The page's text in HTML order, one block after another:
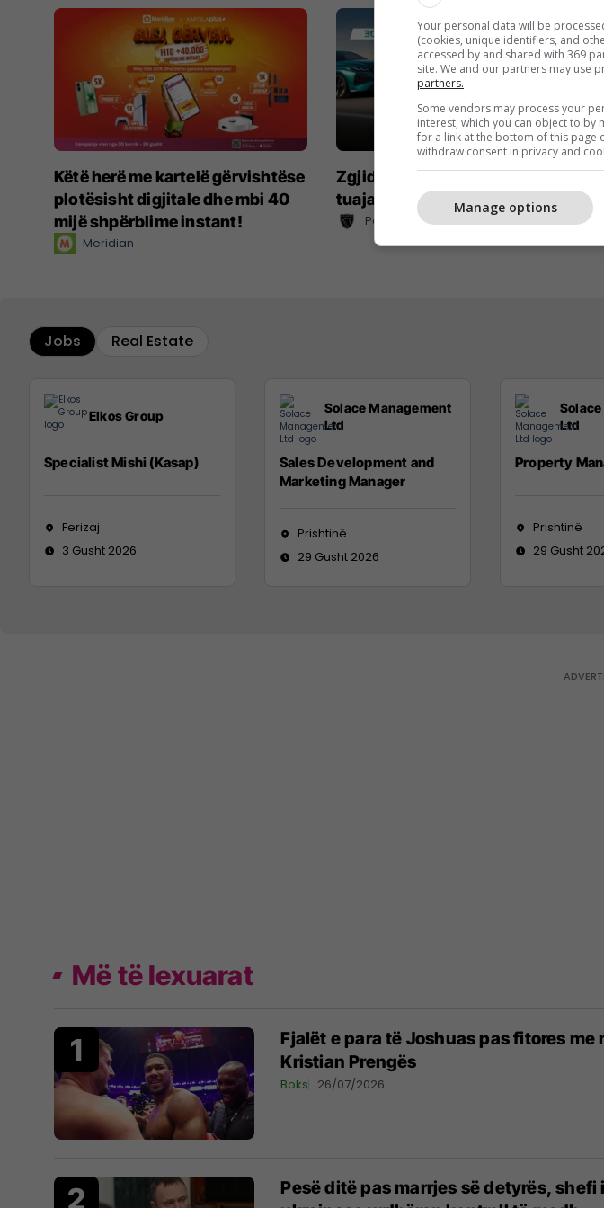
Këtë herë me kartelë gërvishtëse
plotësisht digjitale dhe mbi 40
mijë shpërblime instant!
Meridian
Zgjidhni një nga katër modelet
tuaja të preferuara Peugeot
Peugot Kosova
Jobs Real Estate
Elkos Group
Specialist Mishi (Kasap)
Ferizaj
3 Gusht 2026
Solace Management
Ltd
Sales Development and
Marketing Manager
Prishtinë
29 Gusht 2026
Ltd
Property
Prishtinë
29 Gusht
Më të lexuarat
Fjalët e para të Joshuas pas fitores me
Kristian Prengës
Boks 26/07/2026
Pesë ditë pas marrjes së detyrës, shefi
Your personal data will be
(cookies, unique identifiers, and
accessed by and shared with 369
site. We and our partners may use
partners.
Some vendors may process your
interest, which you can object to
for a link at the bottom of this page
withdraw consent in privacy and
Manage options